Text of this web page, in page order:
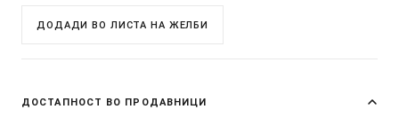
ДОДАДИ ВО ЛИСТА НА ЖЕЛБИ
ДОСТАПНОСТ ВО ПРОДАВНИЦИ